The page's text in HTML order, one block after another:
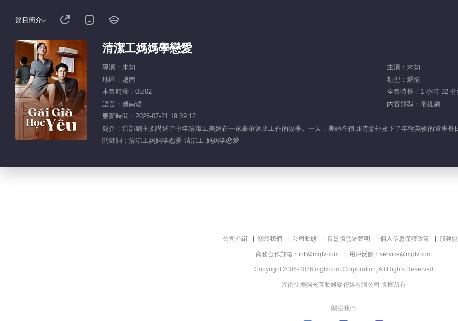
節目簡介
清潔工媽媽學戀愛
導演：未知
主演：未知
地區：越南
類型：爱情
本集時長：05:02
全集時長：1 小時 32
語言：越南语
內容類型：電視劇
更新時間：2026-07-21 19:39:12
簡介：這部劇主要講述了中年清潔工美姮在一家豪華酒店工作的故事。一天，美姮在值班時意外救下了年輕英俊的董事
關鍵詞： 清洁工妈妈学恋爱 清洁工 妈妈学恋爱
公司介紹 關於我們 公司動態 反盜版盜鏈聲明 個人信息保護政策 服務
商務合作郵箱：intl@mgtv.com 用戶反饋：service@mgtv.com
Copyright 2006-2026 mgtv.com Corporation, All Rights Reserved
湖南快樂陽光互動娛樂傳媒有限公司 版權所有
關注我們